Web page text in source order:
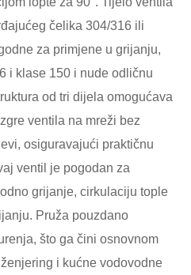
čelika 304/316 ili
za primjene u grijanju,
i klase 150 i nude odličnu
od tri dijela omogućava
ventila na mreži bez
osiguravajući praktičnu
ventil je pogodan za
grijanje, cirkulaciju tople
Pruža pouzdano
što ga čini osnovnom
i kućne vodovodne